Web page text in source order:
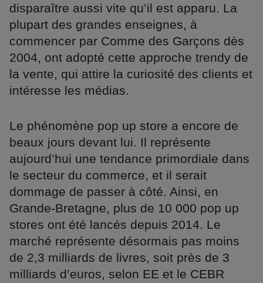
disparaître aussi vite qu’il est apparu. La
plupart des grandes enseignes, à
commencer par Comme des Garçons dès
2004, ont adopté cette approche trendy de
la vente, qui attire la curiosité des clients et
intéresse les médias.
Le phénomène pop up store a encore de
beaux jours devant lui. Il représente
aujourd’hui une tendance primordiale dans
le secteur du commerce, et il serait
dommage de passer à côté. Ainsi, en
Grande-Bretagne, plus de 10 000 pop up
stores ont été lancés depuis 2014. Le
marché représente désormais pas moins
de 2,3 milliards de livres, soit près de 3
milliards d’euros, selon EE et le CEBR